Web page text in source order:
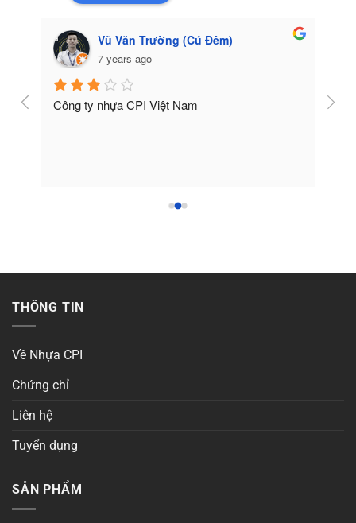
Vũ Văn Trường (Cú Đêm)
7 years ago
Công ty nhựa CPI Việt Nam Tốt
THÔNG TIN
Về Nhựa CPI
Chứng chỉ
Liên hệ
Tuyển dụng
SẢN PHẨM